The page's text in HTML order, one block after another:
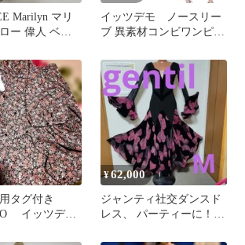
Marilyn マリ
ー 偉人 ベア
イッツデモ ノースリー
ブ 異素材コンビワンピー
キング
タグ付き
イッツデ
¥62,000
ジャンティ社交ダンスド
レス、 パーティーに！ミ